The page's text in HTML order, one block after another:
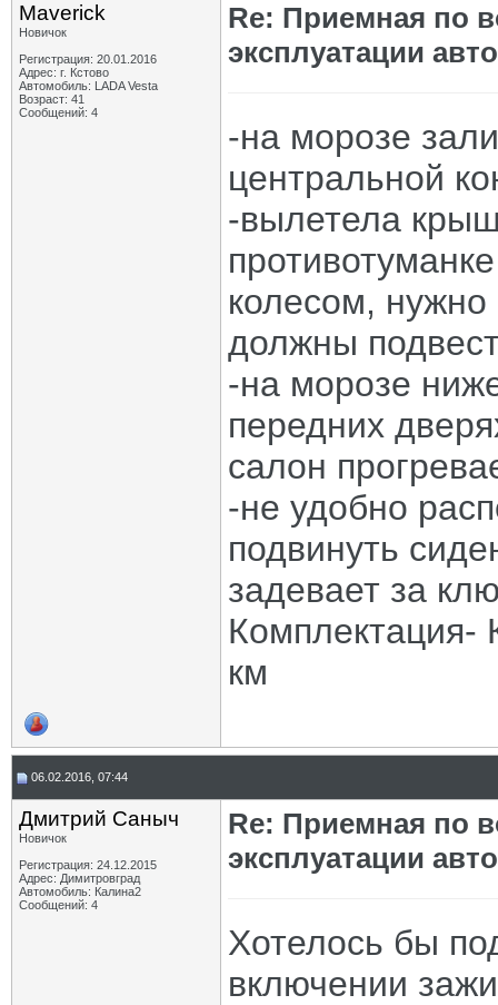
Maverick
Новичок
Регистрация: 20.01.2016
Адрес: г. Кстово
Автомобиль: LADA Vesta
Возраст: 41
Сообщений: 4
Re: Приемная по
эксплуатации
-на морозе
центральной
-вылетела
колесом, нужно
должны
-на морозе
передних
салон
-не удобно
подвинуть
задевает за
км
06.02.2016, 07:44
Дмитрий Саныч
Новичок
Регистрация: 24.12.2015
Адрес: Димитровград
Автомобиль: Калина2
Сообщений: 4
Re: Приемная по
эксплуатации
Хотелось бы
включении